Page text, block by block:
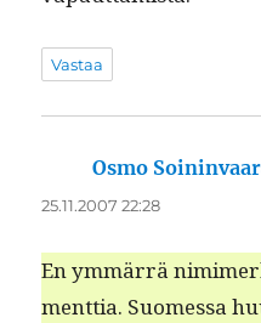
Vastaa
Osmo
25.11.2007 22:28
En ymmär­rä
ment­tia. Suomes­sa